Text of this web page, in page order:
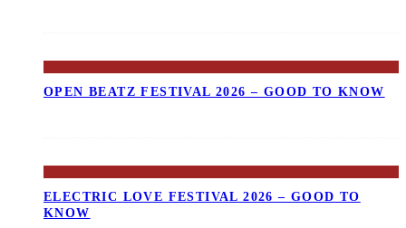
OPEN BEATZ FESTIVAL 2026 – GOOD TO KNOW
ELECTRIC LOVE FESTIVAL 2026 – GOOD TO
KNOW